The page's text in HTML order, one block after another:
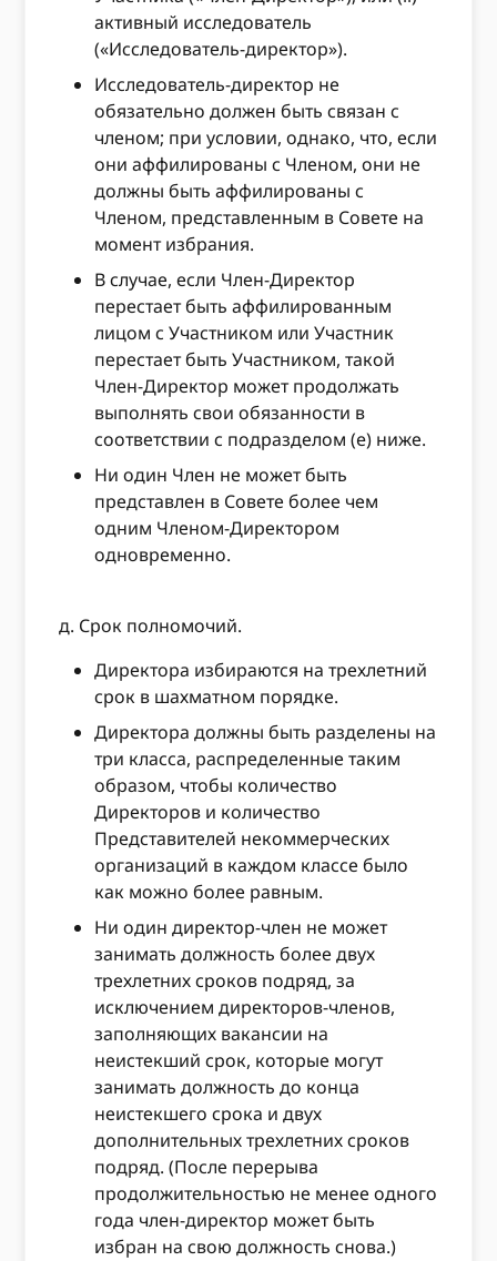
активный исследователь
(«Исследователь-директор»).
Исследователь-директор не
обязательно должен быть связан с
членом; при условии, однако, что, если
они аффилированы с Членом, они не
должны быть аффилированы с
Членом, представленным в Совете на
момент избрания.
В случае, если Член-Директор
перестает быть аффилированным
лицом с Участником или Участник
перестает быть Участником, такой
Член-Директор может продолжать
выполнять свои обязанности в
соответствии с подразделом (e) ниже.
Ни один Член не может быть
представлен в Совете более чем
одним Членом-Директором
одновременно.
д. Срок полномочий.
Директора избираются на трехлетний
срок в шахматном порядке.
Директора должны быть разделены на
три класса, распределенные таким
образом, чтобы количество
Директоров и количество
Представителей некоммерческих
организаций в каждом классе было
как можно более равным.
Ни один директор-член не может
занимать должность более двух
трехлетних сроков подряд, за
исключением директоров-членов,
заполняющих вакансии на
неистекший срок, которые могут
занимать должность до конца
неистекшего срока и двух
дополнительных трехлетних сроков
подряд. (После перерыва
продолжительностью не менее одного
года член-директор может быть
избран на свою должность снова.)